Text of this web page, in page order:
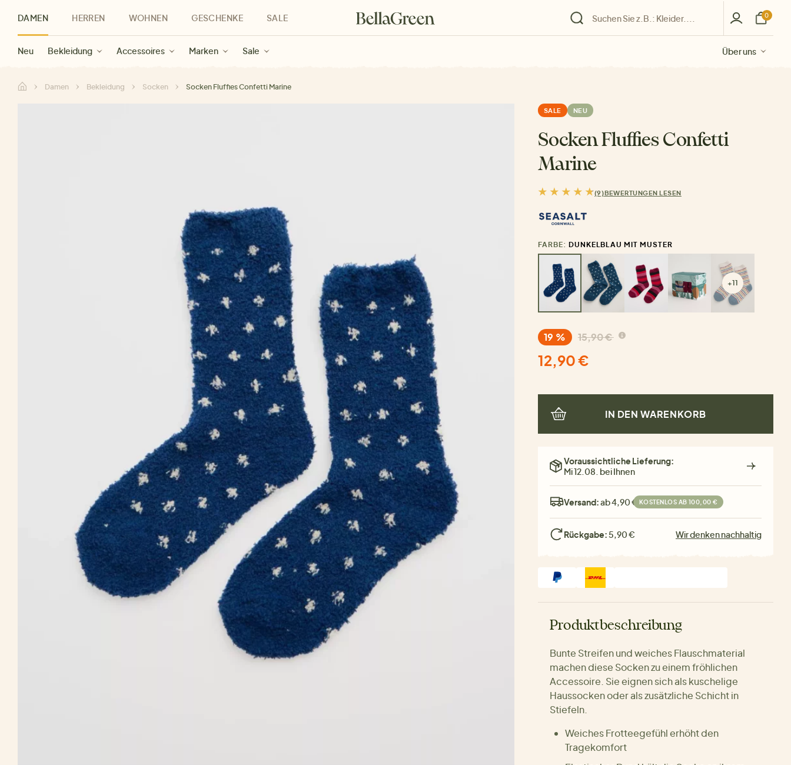
DAMEN
Neu Bekleidung Accessoires Marken Sale Über uns
HERREN
Herren Neu Bekleidung Marken Sale Über uns
WOHNEN
Kategorien Marken Sale Über uns
GESCHENKE
Geschenke für Frauen Geschenke für Männer Geschenke für Kinder Über uns
SALE
Sale Damen Sale Herren Über uns
0
Damen Bekleidung Socken Socken Fluffies Confetti Marine
SALE NEU
Socken Fluffies Confetti
Marine
(9)BEWERTUNGEN LESEN
FARBE: DUNKELBLAU MIT MUSTER
+11
19 % 15,90 €
12,90 €
IN DEN WARENKORB
Voraussichtliche Lieferung:
Mi 12.08. bei Ihnen
Versand:ab 4,90 € KOSTENLOS AB 100,00 €
Rückgabe: 5,90 € Wir denken nachhaltig
Produktbeschreibung
Bunte Streifen und weiches Flauschmaterial
machen diese Socken zu einem fröhlichen
Accessoire. Sie eignen sich als kuschelige
Haussocken oder als zusätzliche Schicht in
Stiefeln.
Weiches Frotteegefühl erhöht den
Tragekomfort